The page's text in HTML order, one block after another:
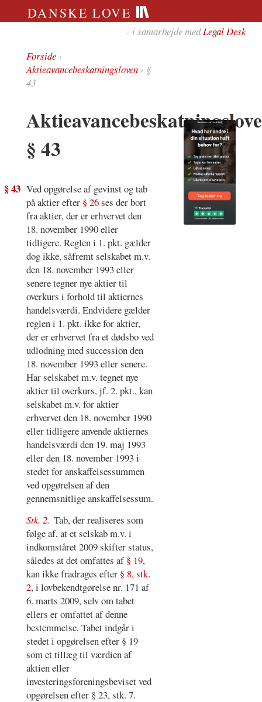
DANSKE LOVE
– i samarbejde medLegal Desk
Forside›
Aktieavancebeskatningsloven› §
43
§ 43
§ 43 Ved opgørelse af gevinst og tab
på aktier efter § 26ses der bort
fra aktier, der er erhvervet den
18. november 1990 eller
tidligere. Reglen i 1. pkt. gælder
dog ikke, såfremt selskabet m.v.
den 18. november 1993 eller
senere tegner nye aktier til
overkurs i forhold til aktiernes
handelsværdi. Endvidere gælder
reglen i 1. pkt. ikke for aktier,
der er erhvervet fra et dødsbo ved
udlodning med succession den
18. november 1993 eller senere.
Har selskabet m.v. tegnet nye
aktier til overkurs, jf. 2. pkt., kan
selskabet m.v. for aktier
erhvervet den 18. november 1990
eller tidligere anvende aktiernes
handelsværdi den 19. maj 1993
eller den 18. november 1993 i
stedet for anskaffelsessummen
ved opgørelsen af den
gennemsnitlige anskaffelsessum.
Stk. 2. Tab, der realiseres som
følge af, at et selskab m.v. i
indkomståret 2009 skifter status,
således at det omfattes af§ 19,
kan ikke fradrages efter § 8, stk.
2, i lovbekendtgørelse nr. 171 af
6. marts 2009, selv om tabet
ellers er omfattet af denne
bestemmelse. Tabet indgår i
stedet i opgørelsen efter § 19
som et tillæg til værdien af
aktien eller
investeringsforeningsbeviset ved
opgørelsen efter § 23, stk. 7.